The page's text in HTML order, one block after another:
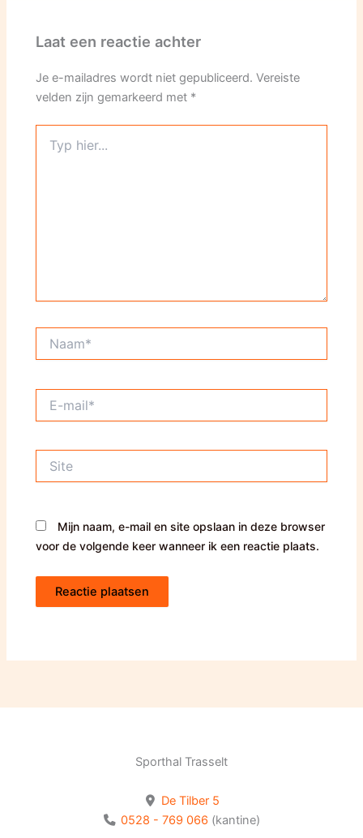
Laat een reactie achter
Je e-mailadres wordt niet gepubliceerd. Vereiste
velden zijn gemarkeerd met *
hier...
mail*
Mijn naam, e-mail en site opslaan in deze browser
voor de volgende keer wanneer ik een reactie plaats.
Sporthal Trasselt
De Tilber 5
0528 - 769 066 (kantine)